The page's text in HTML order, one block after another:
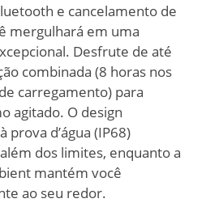
e cancelamento de
mergulhará em uma
Desfrute de até
combinada (8 horas nos
carregamento) para
agitado. O design
prova d’água (IP68)
dos limites, enquanto a
mantém você
ao seu redor.